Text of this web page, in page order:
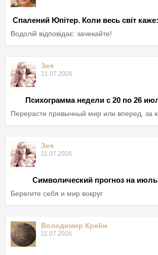
Спалений Юпітер. Коли весь світ
Водолій відповідає: зачекайте!
Зея
21.07.2026
Психограмма недели с 20 по 26
Перерасти привычный мир или вперед, за
Зея
11.07.2026
Символический прогноз на июль
Берегите себя и мир вокруг
Володимир Крейн
11.07.2026